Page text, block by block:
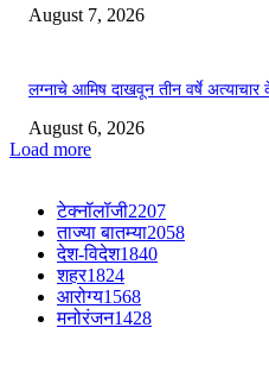
August 7, 2026
लग्नाचे आमिष दाखवून तीन वर्षे अत्याचार
August 6, 2026
Load more
टेक्नॉलॉजी2207
ताज्या बातम्या2058
देश-विदेश1840
शहर1824
आरोग्य1568
मनोरंजन1428